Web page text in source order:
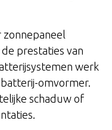
prestaties van
werk
omvormer.
schaduw of